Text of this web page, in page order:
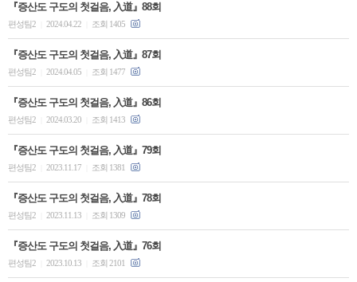
『증산도 구도의 첫걸음, 入道』88회
편성팀2 2024.04.22 조회 1405
『증산도 구도의 첫걸음, 入道』87회
편성팀2 2024.04.05 조회 1477
『증산도 구도의 첫걸음, 入道』86회
편성팀2 2024.03.20 조회 1413
『증산도 구도의 첫걸음, 入道』79회
편성팀2 2023.11.17 조회 1381
『증산도 구도의 첫걸음, 入道』78회
편성팀2 2023.11.13 조회 1309
『증산도 구도의 첫걸음, 入道』76회
편성팀2 2023.10.13 조회 2101